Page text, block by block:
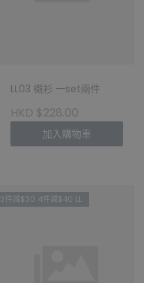
LL03 襯衫 一set兩件
HKD $228.00
加入購物車
3件減$30 4件減$40 LL